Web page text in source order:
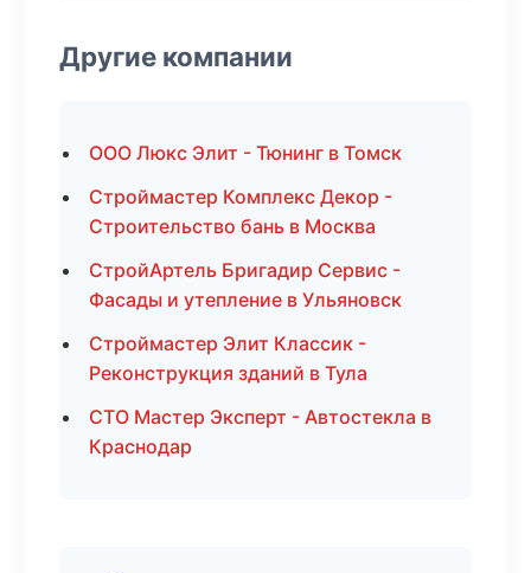
Другие компании
ООО Люкс Элит - Тюнинг в Томск
Строймастер Комплекс Декор -
Строительство бань в Москва
СтройАртель Бригадир Сервис -
Фасады и утепление в Ульяновск
Строймастер Элит Классик -
Реконструкция зданий в Тула
СТО Мастер Эксперт - Автостекла в
Краснодар